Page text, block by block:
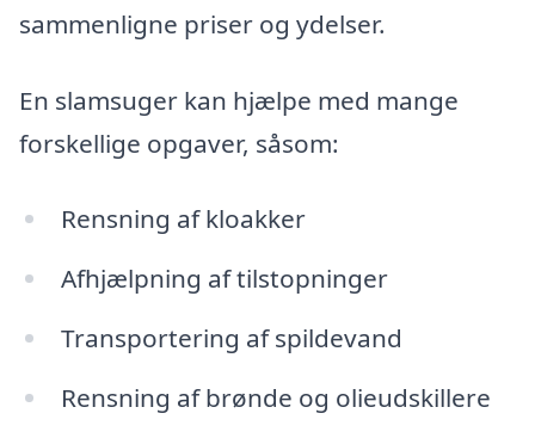
sammenligne priser og ydelser.
En slamsuger kan hjælpe med mange
forskellige opgaver, såsom:
Rensning af kloakker
Afhjælpning af tilstopninger
Transportering af spildevand
Rensning af brønde og olieudskillere